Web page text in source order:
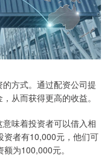
方式。通过配资公司提
从而获得更高的收益。
味着投资者可以借入相
资者有10,000元，他们可
为100,000元。